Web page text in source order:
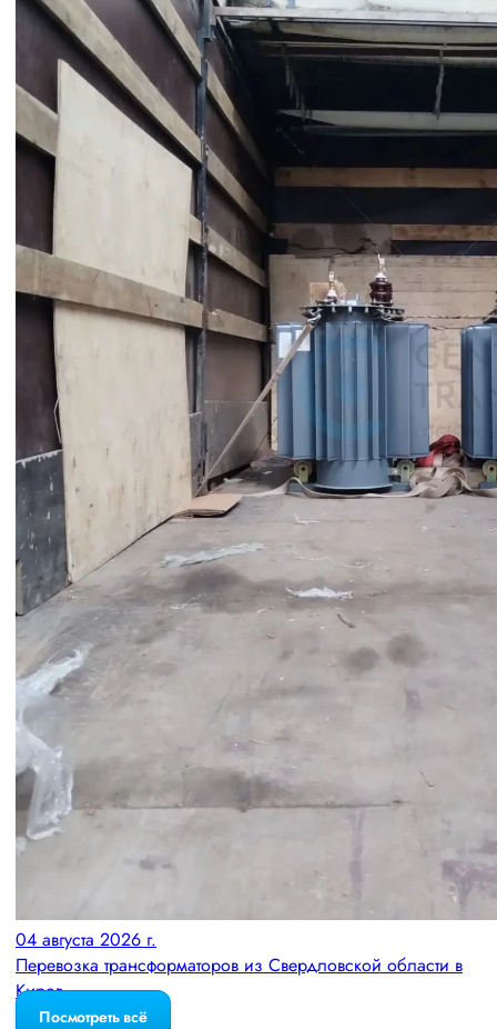
04 августа 2026 г.
Перевозка трансформаторов из Свердловской области в
Киров
Посмотреть всё